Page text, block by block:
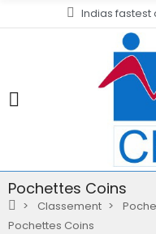
Indias fastest
Pochettes Coins
Classement
Pochettes Coins